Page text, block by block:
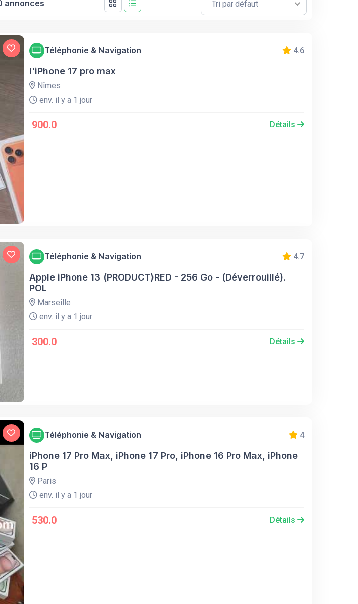
annonces Tri par défaut
Téléphonie & Navigation 4.6
l'iPhone 17 pro max
Nîmes
env. il y a 1 jour
900.0 Détails
Téléphonie & Navigation 4.7
Apple iPhone 13 (PRODUCT)RED - 256 Go - (Déverrouillé).
POL
Marseille
env. il y a 1 jour
300.0 Détails
Téléphonie & Navigation 4
iPhone 17 Pro Max, iPhone 17 Pro, iPhone 16 Pro Max, iPhone
16 P
Paris
env. il y a 1 jour
530.0 Détails